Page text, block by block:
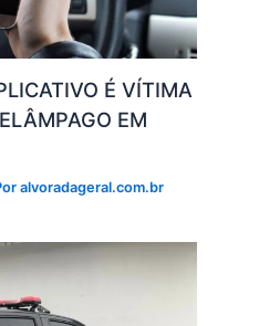
É VÍTIMA
EM
alvoradageral.com.br